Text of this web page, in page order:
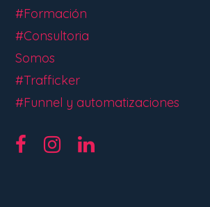
#Formación
#Consultoria
Somos
#Trafficker
#Funnel y automatizaciones